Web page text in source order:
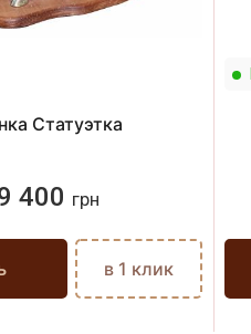
Статуэтка
400 грн
в 1 клик